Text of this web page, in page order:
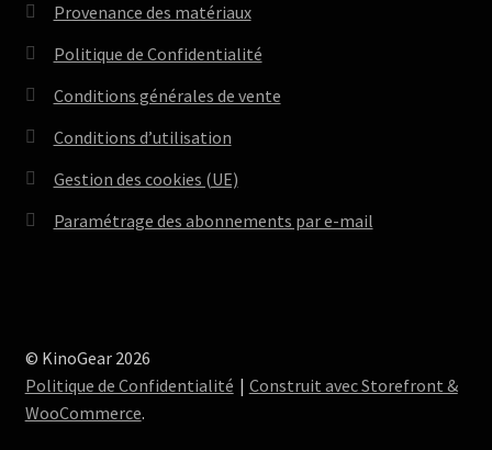
Provenance des matériaux
Politique de Confidentialité
Conditions générales de vente
Conditions d’utilisation
Gestion des cookies (UE)
Paramétrage des abonnements par e-mail
© KinoGear 2026
Politique de Confidentialité
Construit avec Storefront &
WooCommerce.